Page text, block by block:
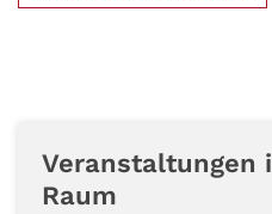
Veranstaltungen
Raum